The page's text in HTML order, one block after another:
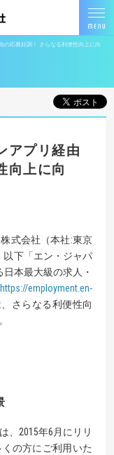
の応募好調！ さらなる利便性向上に向
アプリ経由
向上に向
式会社（本社:東京
下「エン・ジャパ
本最大級の求人・
https://employment.en-
さらなる利便性向
、2015年6月にリリ
の方にご利用いた